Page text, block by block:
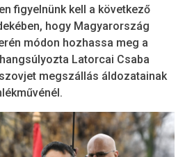
figyelnünk kell a következő
hogy Magyarország
módon hozhassa meg a
Latorcai Csaba
megszállás áldozatainak